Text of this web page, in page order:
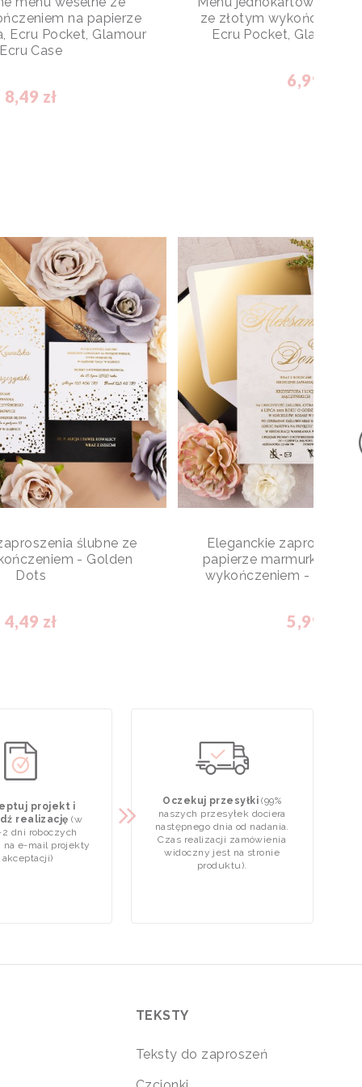
na papierze
Ecru Pocket, Glamour
Ecru Case
8,49 zł
ze złotym
Ecru Pocket, Glamour
6,99 zł
ślubne ze
- Golden
Dots
4,49 zł
Eleganckie zaproszenia
papierze marmurkowym
wykończeniem -
5,99 zł
projekt i
realizację (w
dni roboczych
na e-mail projekty
akceptacji)
Oczekuj przesyłki(99%
naszych przesyłek dociera
następnego dnia od nadania.
Czas realizacji zamówienia
widoczny jest na stronie
produktu).
TEKSTY
Teksty do zaproszeń